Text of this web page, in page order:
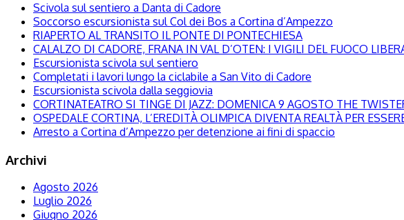
Scivola sul sentiero a Danta di Cadore
Soccorso escursionista sul Col dei Bos a Cortina d’Ampezzo
RIAPERTO AL TRANSITO IL PONTE DI PONTECHIESA
CALALZO DI CADORE, FRANA IN VAL D’OTEN: I VIGILI DEL FUOCO
Escursionista scivola sul sentiero
Completati i lavori lungo la ciclabile a San Vito di Cadore
Escursionista scivola dalla seggiovia
CORTINATEATRO SI TINGE DI JAZZ: DOMENICA 9 AGOSTO THE
OSPEDALE CORTINA, L’EREDITÀ OLIMPICA DIVENTA REALTÀ PER
Arresto a Cortina d’Ampezzo per detenzione ai fini di spaccio
Archivi
Agosto 2026
Luglio 2026
Giugno 2026